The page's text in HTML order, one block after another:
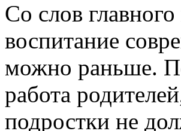
Со слов
воспитание
можно раньше.
работа
подростки не